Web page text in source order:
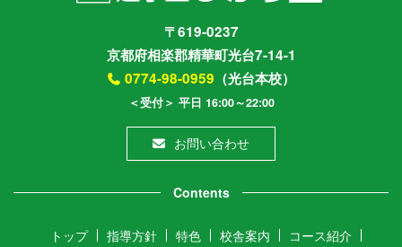
〒619-0237
京都府相楽郡精華町光台7-14-1
0774-98-0959 （光台本校）
＜受付＞ 平日 16:00～22:00
お問い合わせ
Contents
トップ 指導方針 特色 校舎案内
コース紹介